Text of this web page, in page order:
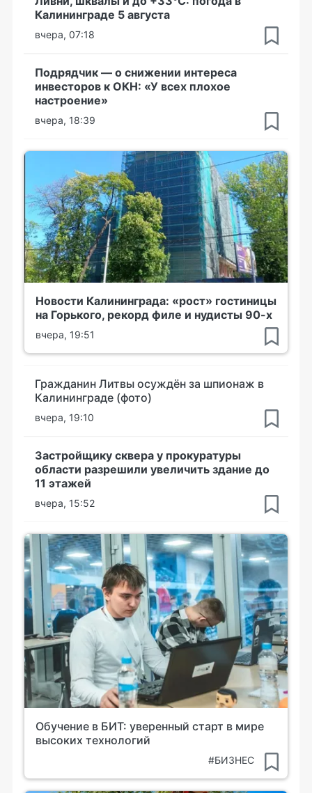
Калининграде 5 августа
вчера, 07:18
Подрядчик — о снижении интереса
инвесторов к ОКН: «У всех плохое
настроение»
вчера, 18:39
Новости Калининграда: «рост» гостиницы
на Горького, рекорд филе и нудисты 90-х
вчера, 19:51
Гражданин Литвы осуждён за шпионаж в
Калининграде (фото)
вчера, 19:10
Застройщику сквера у прокуратуры
области разрешили увеличить здание до
11 этажей
вчера, 15:52
Обучение в БИТ: уверенный старт в мире
высоких технологий
#БИЗНЕС